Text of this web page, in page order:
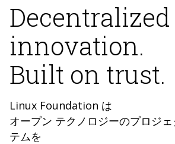
Decentralized
innovation.
Built on trust.
Linux Foundation は
オープン テクノロジーのプロジ
テムを